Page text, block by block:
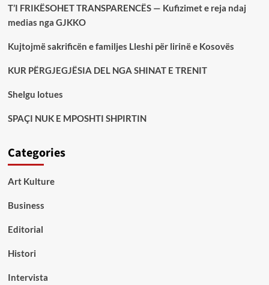
T’I FRIKËSOHET TRANSPARENCËS — Kufizimet e reja ndaj
medias nga GJKKO
Kujtojmë sakrificën e familjes Lleshi për lirinë e Kosovës
KUR PËRGJEGJËSIA DEL NGA SHINAT E TRENIT
Shelgu lotues
SPAÇI NUK E MPOSHTI SHPIRTIN
Categories
Art Kulture
Business
Editorial
Histori
Intervista